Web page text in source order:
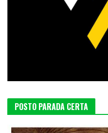
POSTO PARADA CERTA